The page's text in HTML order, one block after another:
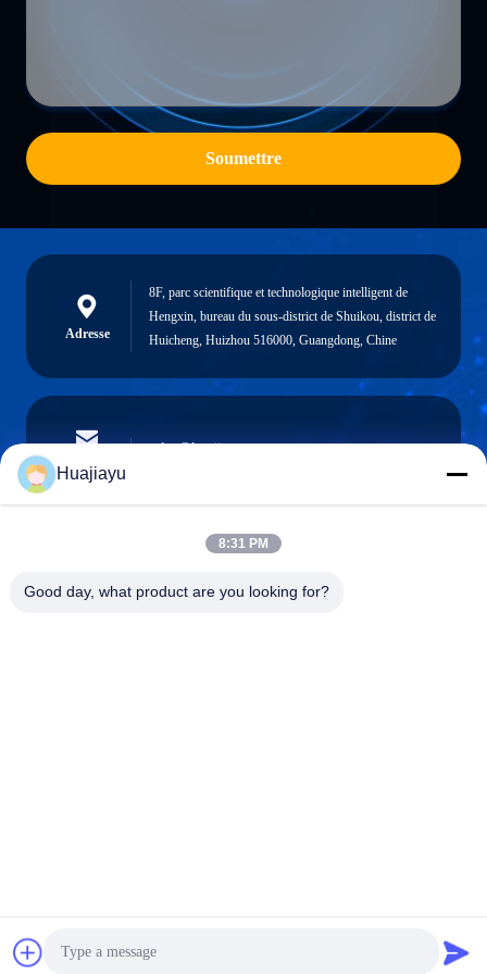
Soumettre
Adresse
8F, parc scientifique et technologique intelligent de
Hengxin, bureau du sous-district de Shuikou, district de
Huicheng, Huizhou 516000, Guangdong, Chine
Email
sales@huajiayu.com
Téléphone
Huajiayu
8:31 PM
Good day, what product are you looking for?